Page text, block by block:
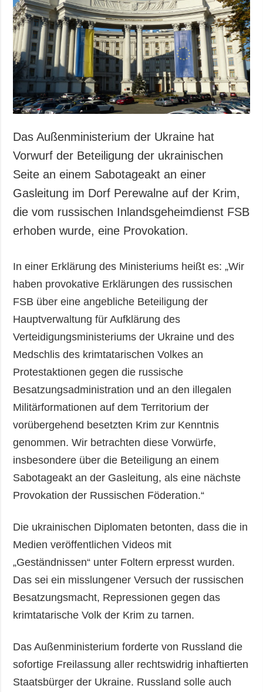
Gesellschaft und
Kultur
Sport
Kriminalität
Notstand und
Notfälle
ZUSÄTZLICH
Veröffentlichungen
Interview
Fotos
Video
LEISTUNGEN
Abonnement
Fotobank
Das Außenministerium der Ukraine hat
Vorwurf der Beteiligung der ukrainischen
Seite an einem Sabotageakt an einer
Gasleitung im Dorf Perewalne auf der Krim,
die vom russischen Inlandsgeheimdienst FSB
erhoben wurde, eine Provokation.
In einer Erklärung des Ministeriums heißt es: „Wir
haben provokative Erklärungen des russischen
FSB über eine angebliche Beteiligung der
Hauptverwaltung für Aufklärung des
Verteidigungsministeriums der Ukraine und des
Medschlis des krimtatarischen Volkes an
Protestaktionen gegen die russische
Besatzungsadministration und an den illegalen
Militärformationen auf dem Territorium der
vorübergehend besetzten Krim zur Kenntnis
genommen. Wir betrachten diese Vorwürfe,
insbesondere über die Beteiligung an einem
Sabotageakt an der Gasleitung, als eine nächste
Provokation der Russischen Föderation.“
Die ukrainischen Diplomaten betonten, dass die in
Medien veröffentlichen Videos mit
„Geständnissen“ unter Foltern erpresst wurden.
Das sei ein misslungener Versuch der russischen
Besatzungsmacht, Repressionen gegen das
krimtatarische Volk der Krim zu tarnen.
Das Außenministerium forderte von Russland die
sofortige Freilassung aller rechtswidrig inhaftierten
Staatsbürger der Ukraine. Russland solle auch